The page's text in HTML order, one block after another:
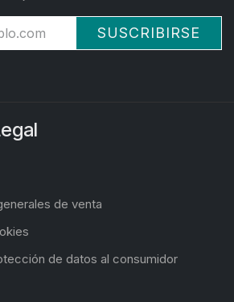
SUSCRIBIRSE
de venta
de datos al consumidor